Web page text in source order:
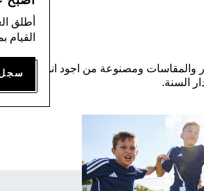
أطلق
القيام
ومصنوعة من اجود انواع الانسجة.
السنة.